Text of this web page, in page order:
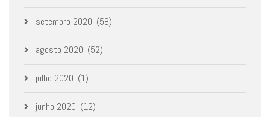
setembro 2020 (58)
agosto 2020 (52)
julho 2020 (1)
junho 2020 (12)